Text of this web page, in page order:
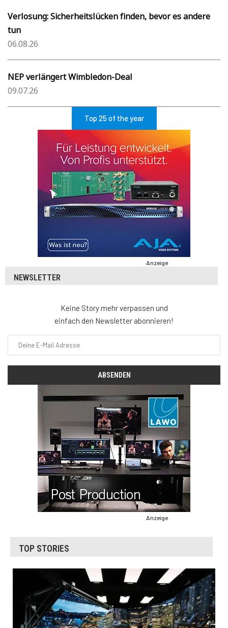
Verlosung: Sicherheitslücken finden, bevor es andere
tun
06.08.26
NEP verlängert Wimbledon-Deal
09.07.26
Top 25 of the year
Anzeige
NEWSLETTER
Keine Story mehr verpassen und
einfach den Newsletter abonnieren!
Anzeige
TOP STORIES